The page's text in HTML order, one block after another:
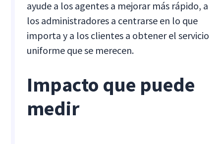
ayude a los agentes a mejorar más rápido, a
los administradores a centrarse en lo que
importa y a los clientes a obtener el servicio
uniforme que se merecen.
Impacto que puede
medir